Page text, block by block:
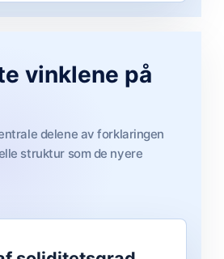
vinklene på
delene av forklaringen
struktur som de nyere